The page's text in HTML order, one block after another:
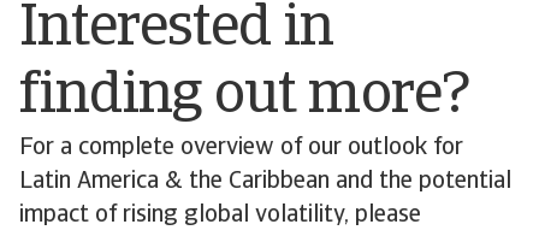
Interested in
finding out more?
For a complete overview of our outlook for
Latin America & the Caribbean and the potential
impact of rising global volatility, please